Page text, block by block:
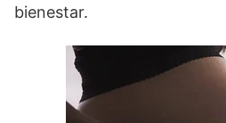
bienestar.